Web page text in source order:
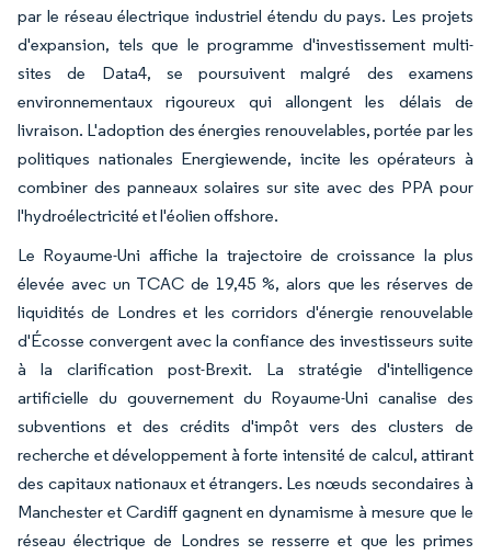
par le réseau électrique industriel étendu du pays. Les projets
d'expansion, tels que le programme d'investissement multi-
sites de Data4, se poursuivent malgré des examens
environnementaux rigoureux qui allongent les délais de
livraison. L'adoption des énergies renouvelables, portée par les
politiques nationales Energiewende, incite les opérateurs à
combiner des panneaux solaires sur site avec des PPA pour
l'hydroélectricité et l'éolien offshore.
Le Royaume-Uni affiche la trajectoire de croissance la plus
élevée avec un TCAC de 19,45 %, alors que les réserves de
liquidités de Londres et les corridors d'énergie renouvelable
d'Écosse convergent avec la confiance des investisseurs suite
à la clarification post-Brexit. La stratégie d'intelligence
artificielle du gouvernement du Royaume-Uni canalise des
subventions et des crédits d'impôt vers des clusters de
recherche et développement à forte intensité de calcul, attirant
des capitaux nationaux et étrangers. Les nœuds secondaires à
Manchester et Cardiff gagnent en dynamisme à mesure que le
réseau électrique de Londres se resserre et que les primes